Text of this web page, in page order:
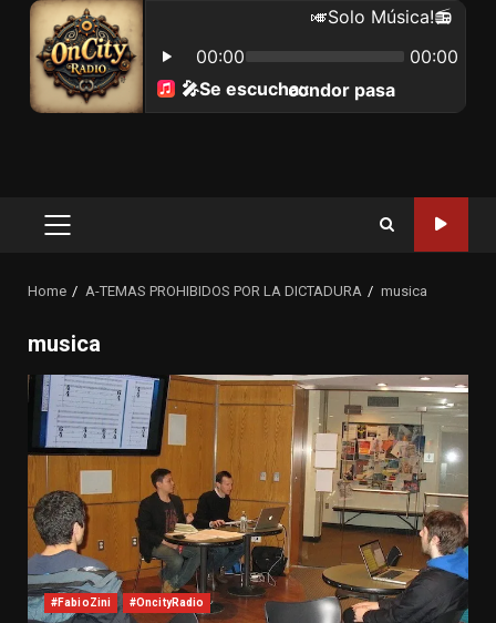
Primary
Home A-TEMAS PROHIBIDOS POR LA DICTADURA musica
musica
#FabioZini #OncityRadio